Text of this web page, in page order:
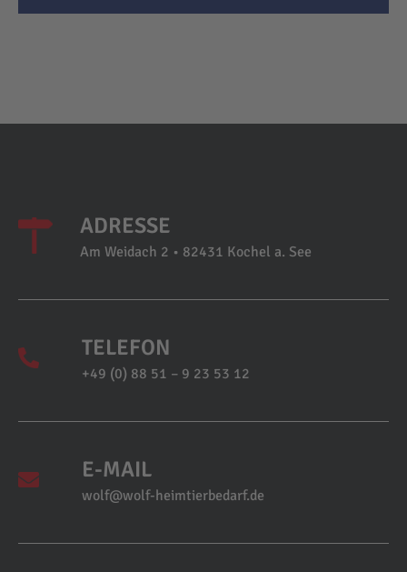
ADRESSE
Am Weidach 2 • 82431 Kochel a. See
TELEFON
+49 (0) 88 51 – 9 23 53 12
E-MAIL
wolf@wolf-heimtierbedarf.de